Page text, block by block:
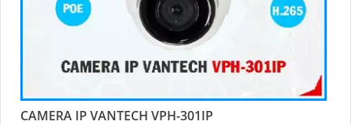
CAMERA IP VANTECH VPH-301IP